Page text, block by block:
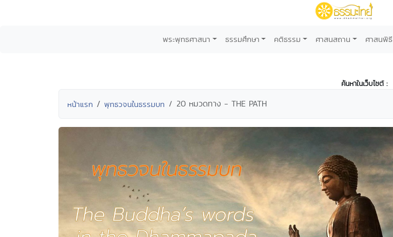
พระพุทธศาสนา ธรรมศึกษา คติธรรม ศาสนสถาน ศาสนพิธี
ค้นหาในเว็บไซต์ :
หน้าแรก พุทธวจนในธรรมบท 20 หมวดทาง - THE PATH